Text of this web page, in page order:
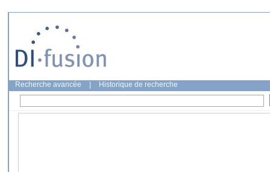
Recherche avancée Historique de recherche